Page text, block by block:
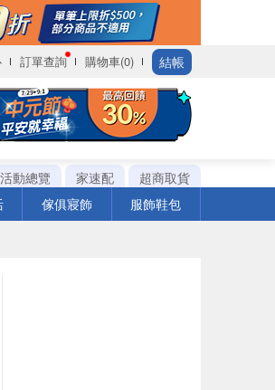
訂單查詢 購物車(0) 結帳
活動總覽 家速配
超商取貨
傢俱寢飾 服飾鞋包